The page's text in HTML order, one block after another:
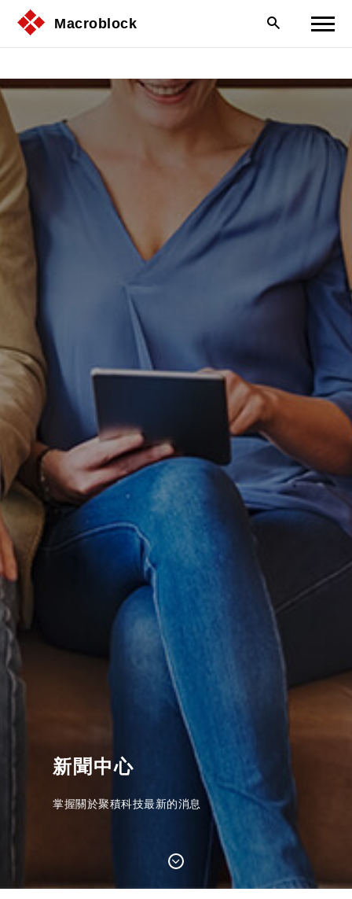
Macroblock
新聞中心
掌握關於聚積科技最新的消息